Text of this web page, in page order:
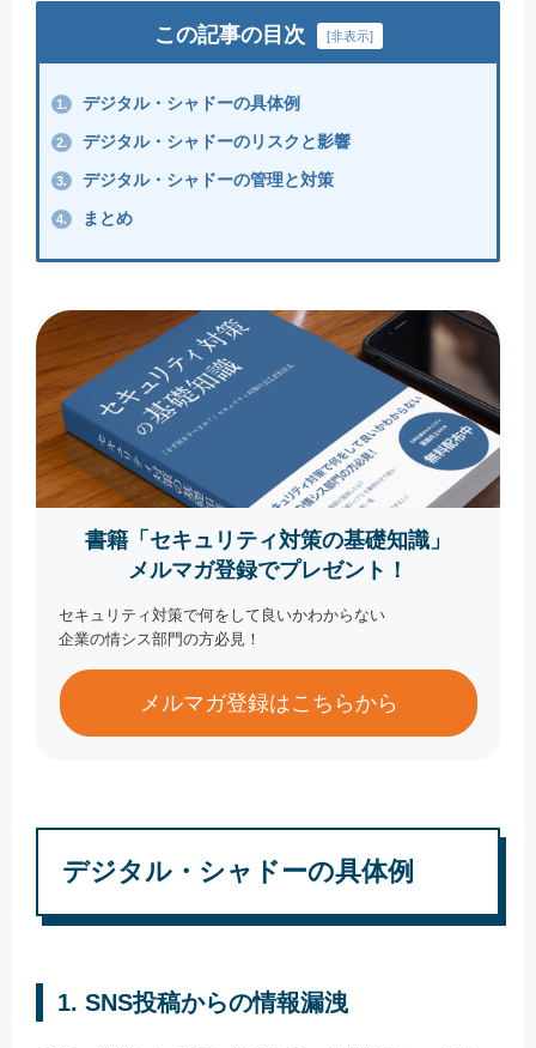
この記事の目次 [非表示]
1. デジタル・シャドーの具体例
2. デジタル・シャドーのリスクと影響
3. デジタル・シャドーの管理と対策
4. まとめ
書籍「セキュリティ対策の基礎知識」
メルマガ登録でプレゼント！
セキュリティ対策で何をして良いかわからない
企業の情シス部門の方必見！
メルマガ登録はこちらから
デジタル・シャドーの具体例
1. SNS投稿からの情報漏洩